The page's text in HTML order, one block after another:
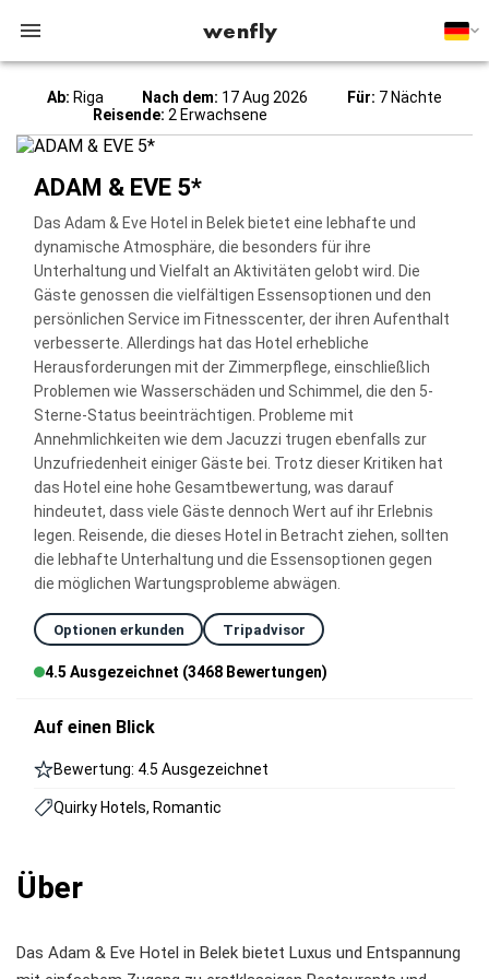
wenfly
Ab: Riga Nach dem: 17 Aug 2026 Für: 7 Nächte
Reisende: 2 Erwachsene
ADAM & EVE 5*
Das Adam & Eve Hotel in Belek bietet eine lebhafte und
dynamische Atmosphäre, die besonders für ihre
Unterhaltung und Vielfalt an Aktivitäten gelobt wird. Die
Gäste genossen die vielfältigen Essensoptionen und den
persönlichen Service im Fitnesscenter, der ihren Aufenthalt
verbesserte. Allerdings hat das Hotel erhebliche
Herausforderungen mit der Zimmerpflege, einschließlich
Problemen wie Wasserschäden und Schimmel, die den 5-
Sterne-Status beeinträchtigen. Probleme mit
Annehmlichkeiten wie dem Jacuzzi trugen ebenfalls zur
Unzufriedenheit einiger Gäste bei. Trotz dieser Kritiken hat
das Hotel eine hohe Gesamtbewertung, was darauf
hindeutet, dass viele Gäste dennoch Wert auf ihr Erlebnis
legen. Reisende, die dieses Hotel in Betracht ziehen, sollten
die lebhafte Unterhaltung und die Essensoptionen gegen
die möglichen Wartungsprobleme abwägen.
Optionen erkunden Tripadvisor
4.5 Ausgezeichnet (3468 Bewertungen)
Auf einen Blick
Bewertung: 4.5 Ausgezeichnet
Quirky Hotels, Romantic
Über
Das Adam & Eve Hotel in Belek bietet Luxus und Entspannung